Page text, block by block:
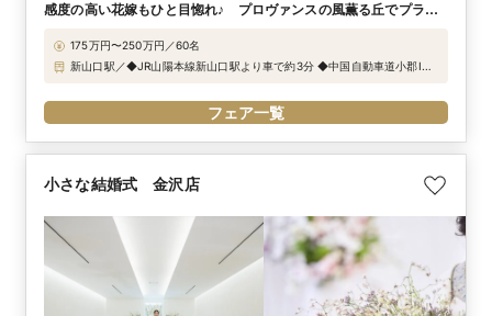
感度の高い花嫁もひと目惚れ♪ プロヴァンスの風薫る丘でプライ
175万円〜250万円／60名
新山口駅／◆JR山陽本線新山口駅より車で約3分 ◆中国自動車道小郡IC
フェア一覧
小さな結婚式 金沢店